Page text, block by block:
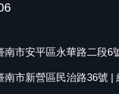
南市安平區永華路二段6
南市新營區民治路36號 |